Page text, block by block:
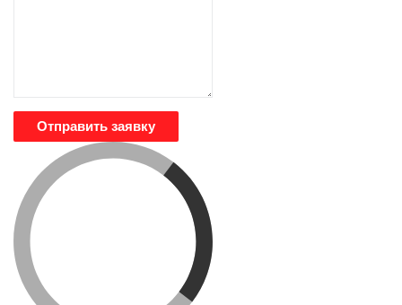
Отправить заявку